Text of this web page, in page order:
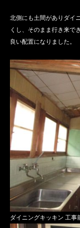
北側にも土間がありダイ
くし、そのまま行き来で
良い配置になりました。
ダイニングキッキン 工事